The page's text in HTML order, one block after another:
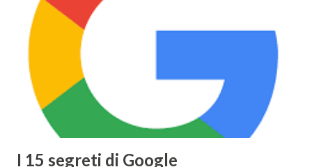
spessore, già minimo, è stato ulteriormente ridotto fino a
13,1mm, il TouchPad funziona adesso grazie alla tecnologia
Taptic Engine , che permette di rilevare la pesantezza del
tocco, il Display si baserà sulla tecnologia Retina ed avrà
una risoluzione di 2304x1440 . Tuttavia Apple per
ottimizzare ...
I 15 segreti di Google